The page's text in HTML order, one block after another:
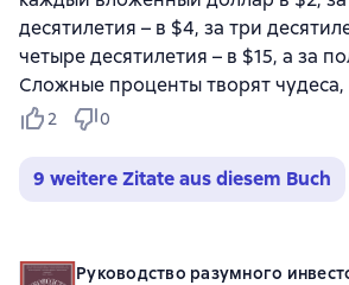
десятилетия – в $4, за три
четыре десятилетия – в $15, а за
Сложные проценты творят чудеса,
2 0
9 weitere Zitate aus diesem Buch
Руководство разумного